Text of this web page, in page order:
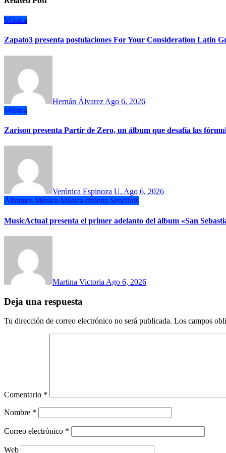
Música
Zapato3 presenta postulaciones For Your Consideration Latin
Hernán Álvarez Ago 6, 2026
Música
Zarison presenta Partir de Zero, un álbum que desafía las
Verónica Espinoza U. Ago 6, 2026
Álbumes Música Música chilena Sencillos
MusicActual presenta el primer adelanto del álbum «San
Martina Victoria Ago 6, 2026
Deja una respuesta
Tu dirección de correo electrónico no será publicada. Los campos
Comentario *
Nombre *
Correo electrónico *
Web